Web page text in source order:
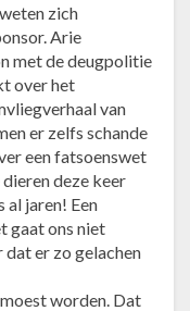
zich
Arie
met de deugpolitie
over het
van
er zelfs schande
een fatsoenswet
deze keer
al jaren! Een
gaat ons niet
er zo gelachen
worden. Dat